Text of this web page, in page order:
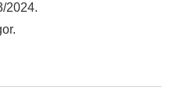
2024.